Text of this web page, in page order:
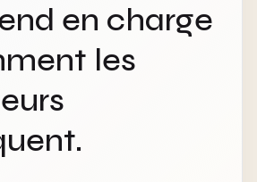
en charge
les